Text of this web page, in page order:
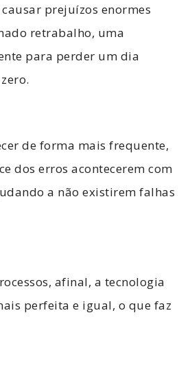
prejuízos enormes
retrabalho, uma
para perder um dia
de forma mais frequente,
dos erros acontecerem com
a não existirem falhas
afinal, a tecnologia
perfeita e igual, o que faz